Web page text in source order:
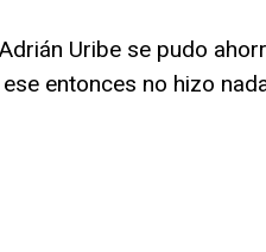
Uribe se pudo
entonces no hizo